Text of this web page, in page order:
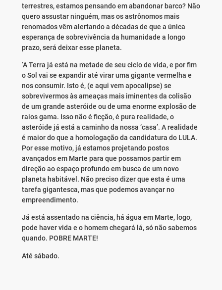
terrestres, estamos pensando em abandonar barco? Não
quero assustar ninguém, mas os astrônomos mais
renomados vêm alertando a décadas de que a única
esperança de sobrevivência da humanidade a longo
prazo, será deixar esse planeta.
‘A Terra já está na metade de seu ciclo de vida, e por fim
o Sol vai se expandir até virar uma gigante vermelha e
nos consumir. Isto é, (e aqui vem apocalipse) se
sobrevivermos às ameaças mais iminentes da colisão
de um grande asteróide ou de uma enorme explosão de
raios gama. Isso não é ficção, é pura realidade, o
asteróide já está a caminho da nossa ‘casa’. A realidade
é maior do que a homologação da candidatura do LULA.
Por esse motivo, já estamos projetando postos
avançados em Marte para que possamos partir em
direção ao espaço profundo em busca de um novo
planeta habitável. Não preciso dizer que esta é uma
tarefa gigantesca, mas que podemos avançar no
empreendimento.
Já está assentado na ciência, há água em Marte, logo,
pode haver vida e o homem chegará lá, só não sabemos
quando. POBRE MARTE!
Até sábado.